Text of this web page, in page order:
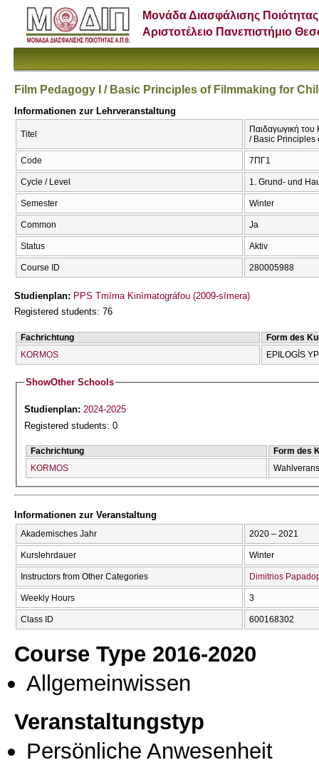
Μονάδα Διασφάλισης Ποιότητας
Αριστοτέλειο Πανεπιστήμιο
Film Pedagogy I / Basic Principles of Filmmaking for
Informationen zur Lehrveranstaltung
Titel
Παιδαγωγική του
/ Basic Principles
Code 7ΠΓ1
Cycle / Level 1. Grund- und
Semester Winter
Common Ja
Status Aktiv
Course ID 280005988
Studienplan: PPS Tmīma Kinīmatográfou (2009-sīmera)
Registered students: 76
Fachrichtung
Form des
KORMOS
EPILOGĪS
ShowOther Schools
Studienplan:2024-2025
Registered students: 0
Fachrichtung
Form des
KORMOS
Informationen zur Veranstaltung
Akademisches Jahr 2020 – 2021
Kurslehrdauer Winter
Instructors from Other Categories Dimitrios
Weekly Hours 3
Class ID 600168302
Course Type 2016-2020
Allgemeinwissen
Veranstaltungstyp
Persönliche Anwesenheit